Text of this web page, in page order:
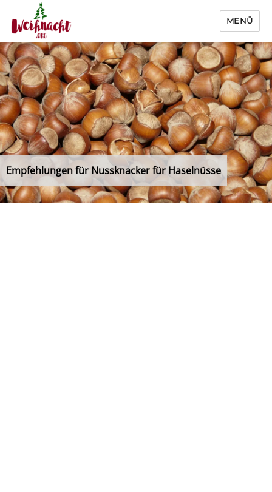
Weihnacht.org
MENÜ
Empfehlungen für Nussknacker für Haselnüsse